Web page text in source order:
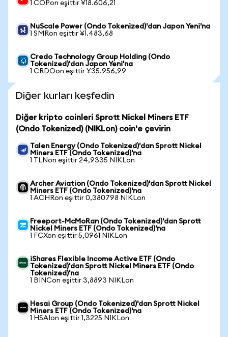
1 COPon eşittir ¥18.606,21
NuScale Power (Ondo Tokenized)'dan Japon Yeni'na
1 SMRon eşittir ¥1.483,68
Credo Technology Group Holding (Ondo
Tokenized)'dan Japon Yeni'na
1 CRDOon eşittir ¥35.956,99
Diğer kurları keşfedin
Diğer kripto coinleri Sprott Nickel Miners ETF
(Ondo Tokenized) (NIKLon) coin'e çevirin
Talen Energy (Ondo Tokenized)'dan Sprott Nickel
Miners ETF (Ondo Tokenized)'na
1 TLNon eşittir 24,9335 NIKLon
Archer Aviation (Ondo Tokenized)'dan Sprott Nickel
Miners ETF (Ondo Tokenized)'na
1 ACHRon eşittir 0,380798 NIKLon
Freeport-McMoRan (Ondo Tokenized)'dan Sprott
Nickel Miners ETF (Ondo Tokenized)'na
1 FCXon eşittir 5,0961 NIKLon
iShares Flexible Income Active ETF (Ondo
Tokenized)'dan Sprott Nickel Miners ETF (Ondo
Tokenized)'na
1 BINCon eşittir 3,8893 NIKLon
Hesai Group (Ondo Tokenized)'dan Sprott Nickel
Miners ETF (Ondo Tokenized)'na
1 HSAIon eşittir 1,3225 NIKLon